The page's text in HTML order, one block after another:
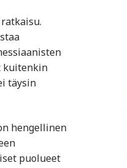
kuitenkin
täysin
hengellinen
puolueet